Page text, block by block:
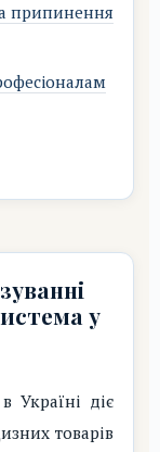
припинення
у
Україні діє
товарів